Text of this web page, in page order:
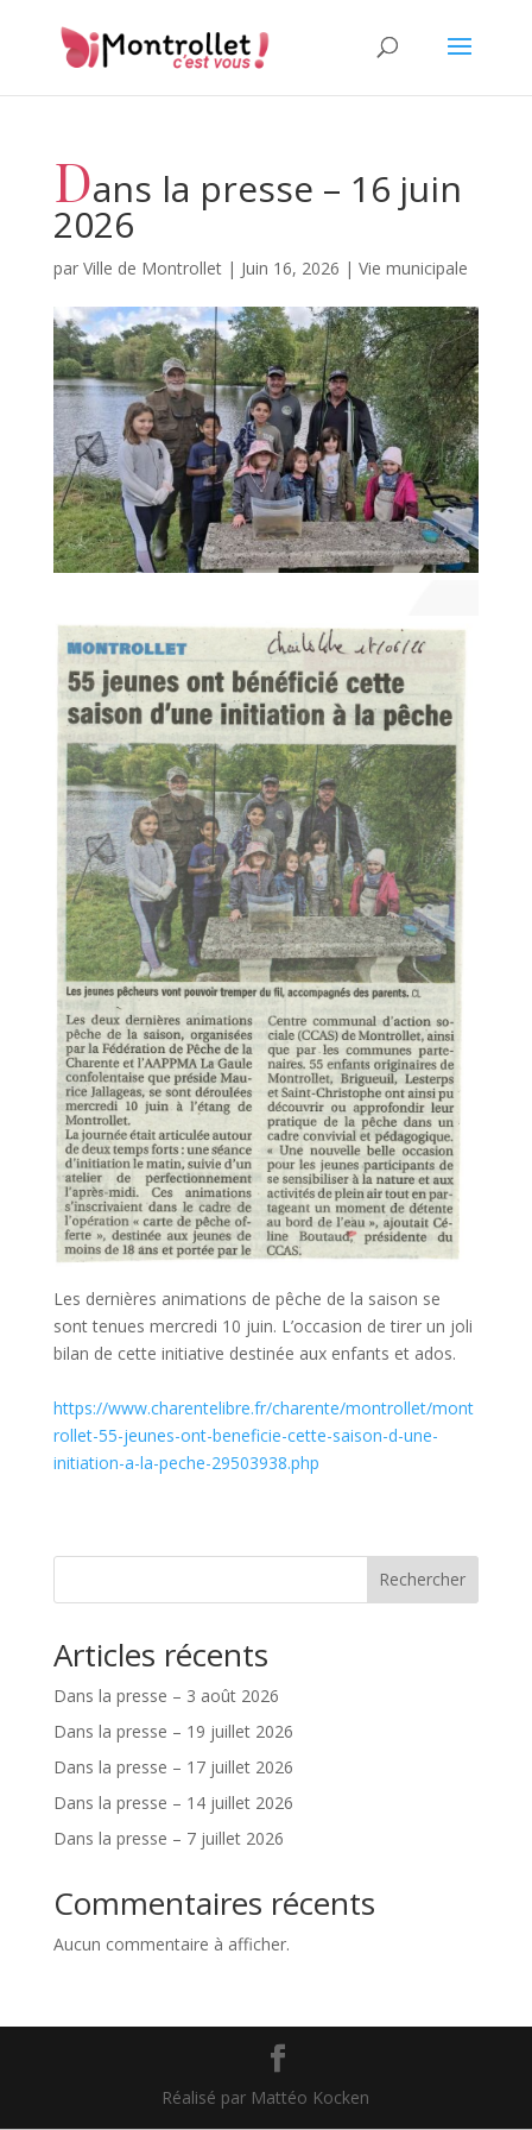
Dans la presse – 16 juin
2026
par Ville de Montrollet| Juin 16, 2026 | Vie municipale
Les dernières animations de pêche de la saison se
sont tenues mercredi 10 juin. L’occasion de tirer un joli
bilan de cette initiative destinée aux enfants et ados.
https://www.charentelibre.fr/charente/montrollet/mont
rollet-55-jeunes-ont-beneficie-cette-saison-d-une-
initiation-a-la-peche-29503938.php
Rechercher
Articles récents
Dans la presse – 3 août 2026
Dans la presse – 19 juillet 2026
Dans la presse – 17 juillet 2026
Dans la presse – 14 juillet 2026
Dans la presse – 7 juillet 2026
Commentaires récents
Aucun commentaire à afficher.
Réalisé par Mattéo Kocken